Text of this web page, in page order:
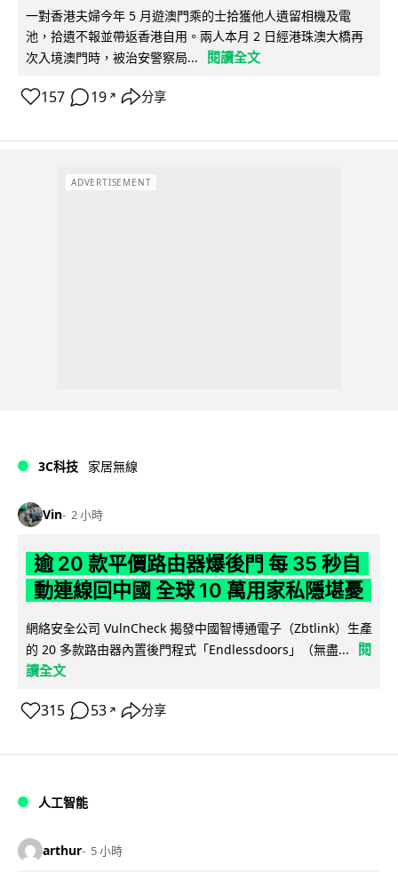
一對香港夫婦今年 5 月遊澳門乘的士拾獲他人遺留相機及電
池，拾遺不報並帶返香港自用。兩人本月 2 日經港珠澳大橋再
次入境澳門時，被治安警察局...
閱讀全文
157 19 ↗ 分享
ADVERTISEMENT
3C科技 家居無線
Vin 2 小時
逾 20 款平價路由器爆後門 每 35 秒自
動連線回中國 全球 10 萬用家私隱堪憂
網絡安全公司 VulnCheck 揭發中國智博通電子（Zbtlink）生產
的 20 多款路由器內置後門程式「Endlessdoors」（無盡...
閱
讀全文
315 53 ↗ 分享
人工智能
arthur 5 小時